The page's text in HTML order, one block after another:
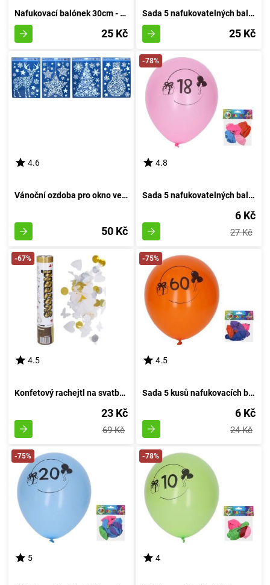
Nafukovací balónek 30cm - sada 5 kusů, s pořadovým číslem 4
25 Kč
Sada 5 nafukovatelných balónků o průměru 30 cm - číslo dva
25 Kč
4.6
Vánoční ozdoba pro okno velikosti 41x29 cm
50 Kč
-78%
4.8
Sada 5 nafukovatelných balónků o průměru 30 cm, s motivem číslo 18
6 Kč
27 Kč
-67%
4.5
Konfetový rachejtl na svatbu, výstřelový, délka 30 cm
23 Kč
69 Kč
-75%
4.5
Sada 5 kusů nafukovacích balónků o průměru 30 cm - číslo 60
6 Kč
24 Kč
-75%
5
-78%
4